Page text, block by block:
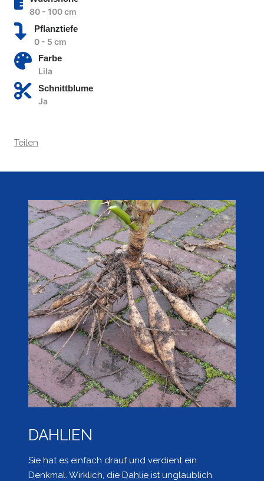
80 - 100 cm
Pflanztiefe
0 - 5 cm
Farbe
Lila
Schnittblume
Ja
Teilen
DAHLIEN
Sie hat es einfach drauf und verdient ein
Denkmal. Wirklich, die Dahlie ist unglaublich.